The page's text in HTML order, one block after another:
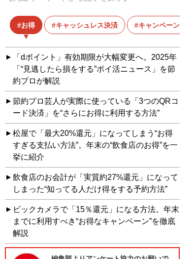
お得 キャッシュレス決済 キャンペーン
「dポイント」有効期限が大幅変更へ。2025年
「“見逃したら損をする”ポイ活ニュース」を節
約プロが解説
節約プロ芸人が実際に使っている「3つのQRコ
ード決済」を“さらにお得に利用する方法”
松屋で「最大20%還元」になってしまう“お得
すぎる支払い方法”。年末の“飲食店のお得”を一
挙に紹介
飲食店のお会計が「実質約27%還元」になって
しまった“知ってる人だけ得をする予約方法”
ビックカメラで「15％還元」になる方法。年末
までに利用すべき“お得なキャンペーン”を徹底
解説